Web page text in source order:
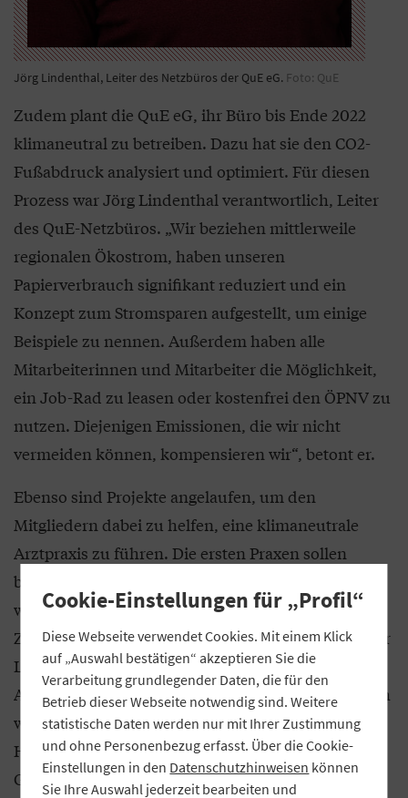
Jörg Lindenthal, Leiter des Netzbüros der QuE eG. Foto: QuE
Zudem plant die QuE eG, ihr Büro bis Ende 2022
klimaneutral zu betreiben. Dazu hat sie den CO2-
Fußabdruck analysiert und optimiert. Für diesen
Prozess war Jörg Lindenthal verantwortlich, Leiter
des QuE-Netzbüros. „Wir beziehen mittlerweile
regionalen Ökostrom, haben unseren
Papierverbrauch signifikant reduziert und ein
Konzept zum Stromsparen aufgestellt, um einige
Beispiele zu nennen. Außerdem haben alle
Mitarbeiterinnen und Mitarbeiter die Möglichkeit,
ein Job-Rad zu leasen oder kostenfrei den ÖPNV zu
nutzen. Diejenigen Emissionen, die wir nicht
vermeiden können, kompensieren wir“, betont er.
Ebenso sind Projekte angelaufen, um den
Mitgliedern dabei zu helfen, eine klimaneutrale
Arztpraxis zu führen. Die ersten Praxen sollen
bereits im kommenden Jahr CO2-neutral
wirtschaften, formuliert Lindenthal das ehrgeizige
Ziel der QuE. Der Weg dahin sei nicht leicht, wie der
Leiter des Gesundheitsnetzes am Beispiel des
Abfallaufkommens erklärt: „Im Gesundheitsbereich
werden Einwegmaterialien wie Masken oder
Handschuhe massiv gebraucht. Aus hygienischen
Gründen ist das sinnvoll, aber es fällt natürlich viel
Cookie-Einstellungen für „Profil“
Diese Webseite verwendet Cookies. Mit einem Klick
auf „Auswahl bestätigen“ akzeptieren Sie die
Verarbeitung grundlegender Daten, die für den
Betrieb dieser Webseite notwendig sind. Weitere
statistische Daten werden nur mit Ihrer Zustimmung
und ohne Personenbezug erfasst. Über die Cookie-
Einstellungen in den Datenschutzhinweisen können
Sie Ihre Auswahl jederzeit bearbeiten und